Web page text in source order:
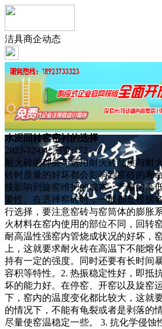
洁具商企动态
水泥回转窑窑衬的选择
2023-12-04 浏览:172
耐火砖的种类与选用耐火砖品质与耐
砖时质量的好坏都会影响到窑砖的寿
接影响到旋窑维护的成本，产量的高
要性。在选择窑砖时，一般都是根据
行选择，要注意窑砖与窑筒体的膨胀
火材料在窑内使用的部位不同，回转
耐高温性强窑内管烧成状况的好坏，
上，这就要求耐火砖在高温下不能熔
持有一定的强度。同时还要有长时间
容积等特性。2. 热振稳定性好，即抵
坏的能力好。在停窑、开窑以及旋窑
下，窑内的温度变化都比较大，这就
的情况下，不能有龟裂或者是剥落的
尽量使窑温稳定一些。 3. 抗化学侵蚀